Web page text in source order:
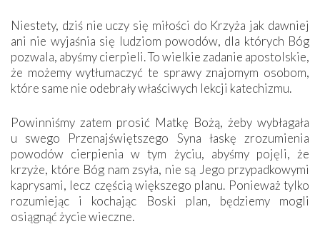
Niestety, dziś nie uczy się miłości do Krzyża jak dawniej
ani nie wyjaśnia się ludziom powodów, dla których Bóg
pozwala, abyśmy cierpieli. To wielkie zadanie apostolskie,
że możemy wytłumaczyć te sprawy znajomym osobom,
które same nie odebrały właściwych lekcji katechizmu.
Powinniśmy zatem prosić Matkę Bożą, żeby wybłagała
u swego Przenajświętszego Syna łaskę zrozumienia
powodów cierpienia w tym życiu, abyśmy pojęli, że
krzyże, które Bóg nam zsyła, nie są Jego przypadkowymi
kaprysami, lecz częścią większego planu. Ponieważ tylko
rozumiejąc i kochając Boski plan, będziemy mogli
osiągnąć życie wieczne.